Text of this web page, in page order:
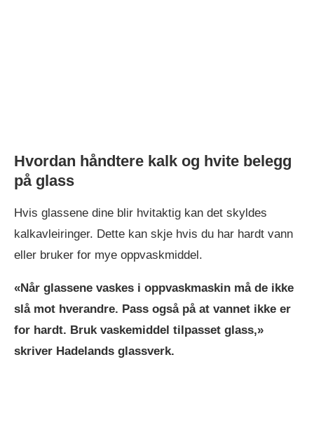
Hvordan håndtere kalk og hvite belegg
på glass
Hvis glassene dine blir hvitaktig kan det skyldes
kalkavleiringer. Dette kan skje hvis du har hardt vann
eller bruker for mye oppvaskmiddel.
«Når glassene vaskes i oppvaskmaskin må de ikke
slå mot hverandre. Pass også på at vannet ikke er
for hardt. Bruk vaskemiddel tilpasset glass,»
skriver Hadelands glassverk.